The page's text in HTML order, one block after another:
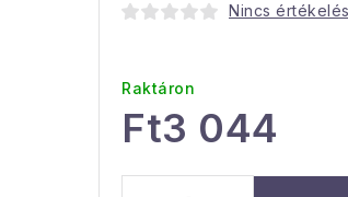
Nincs értékelés
Raktáron
Ft3 044